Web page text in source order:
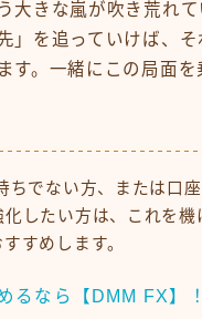
大きな嵐が吹き荒れ
」を追っていけば、
す。一緒にこの局面を
ちでない方、または口
化したい方は、これを機
すめします。
るなら【DMM FX】！